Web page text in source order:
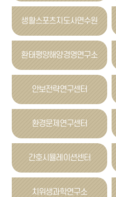
생활스포츠지도사연수원
환태평양해양경영연구소
안보전략연구센터
환경문제연구센터
간호시뮬레이션센터
치위생과학연구소